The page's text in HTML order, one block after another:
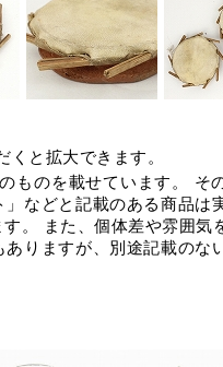
と拡大できます。
ものを載せています。 そ
などと記載のある商品は
。 また、個体差や雰囲気
りますが、別途記載のな